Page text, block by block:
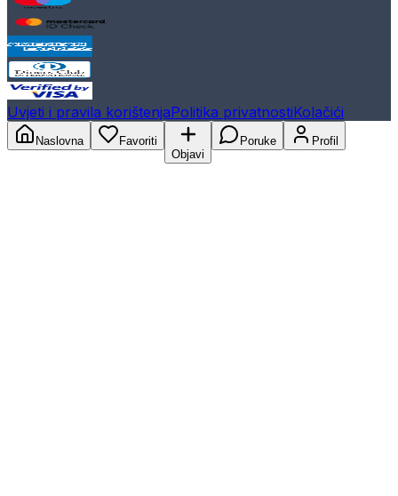
Uvjeti i pravila korištenjaPolitika privatnostiKolačići
Naslovna
Favoriti
Objavi
Poruke Profil